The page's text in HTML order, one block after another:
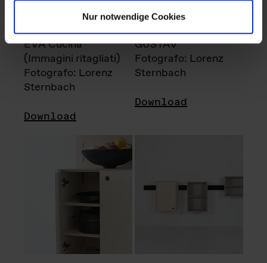
Nur notwendige Cookies
EVA Cucina
(Immagini ritagliati)
Fotografo: Lorenz
Sternbach
Download
GUSTAV
Fotografo: Lorenz
Sternbach
Download